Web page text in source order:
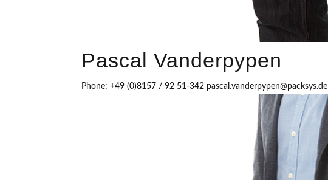
Pascal Vanderpypen
Phone: +49 (0)8157 / 92 51-342 pascal.vanderpypen@packsys.de